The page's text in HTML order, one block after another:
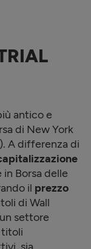
antico e
di New York
A differenza di
Borsa delle
il prezzo
di Wall
settore
titoli